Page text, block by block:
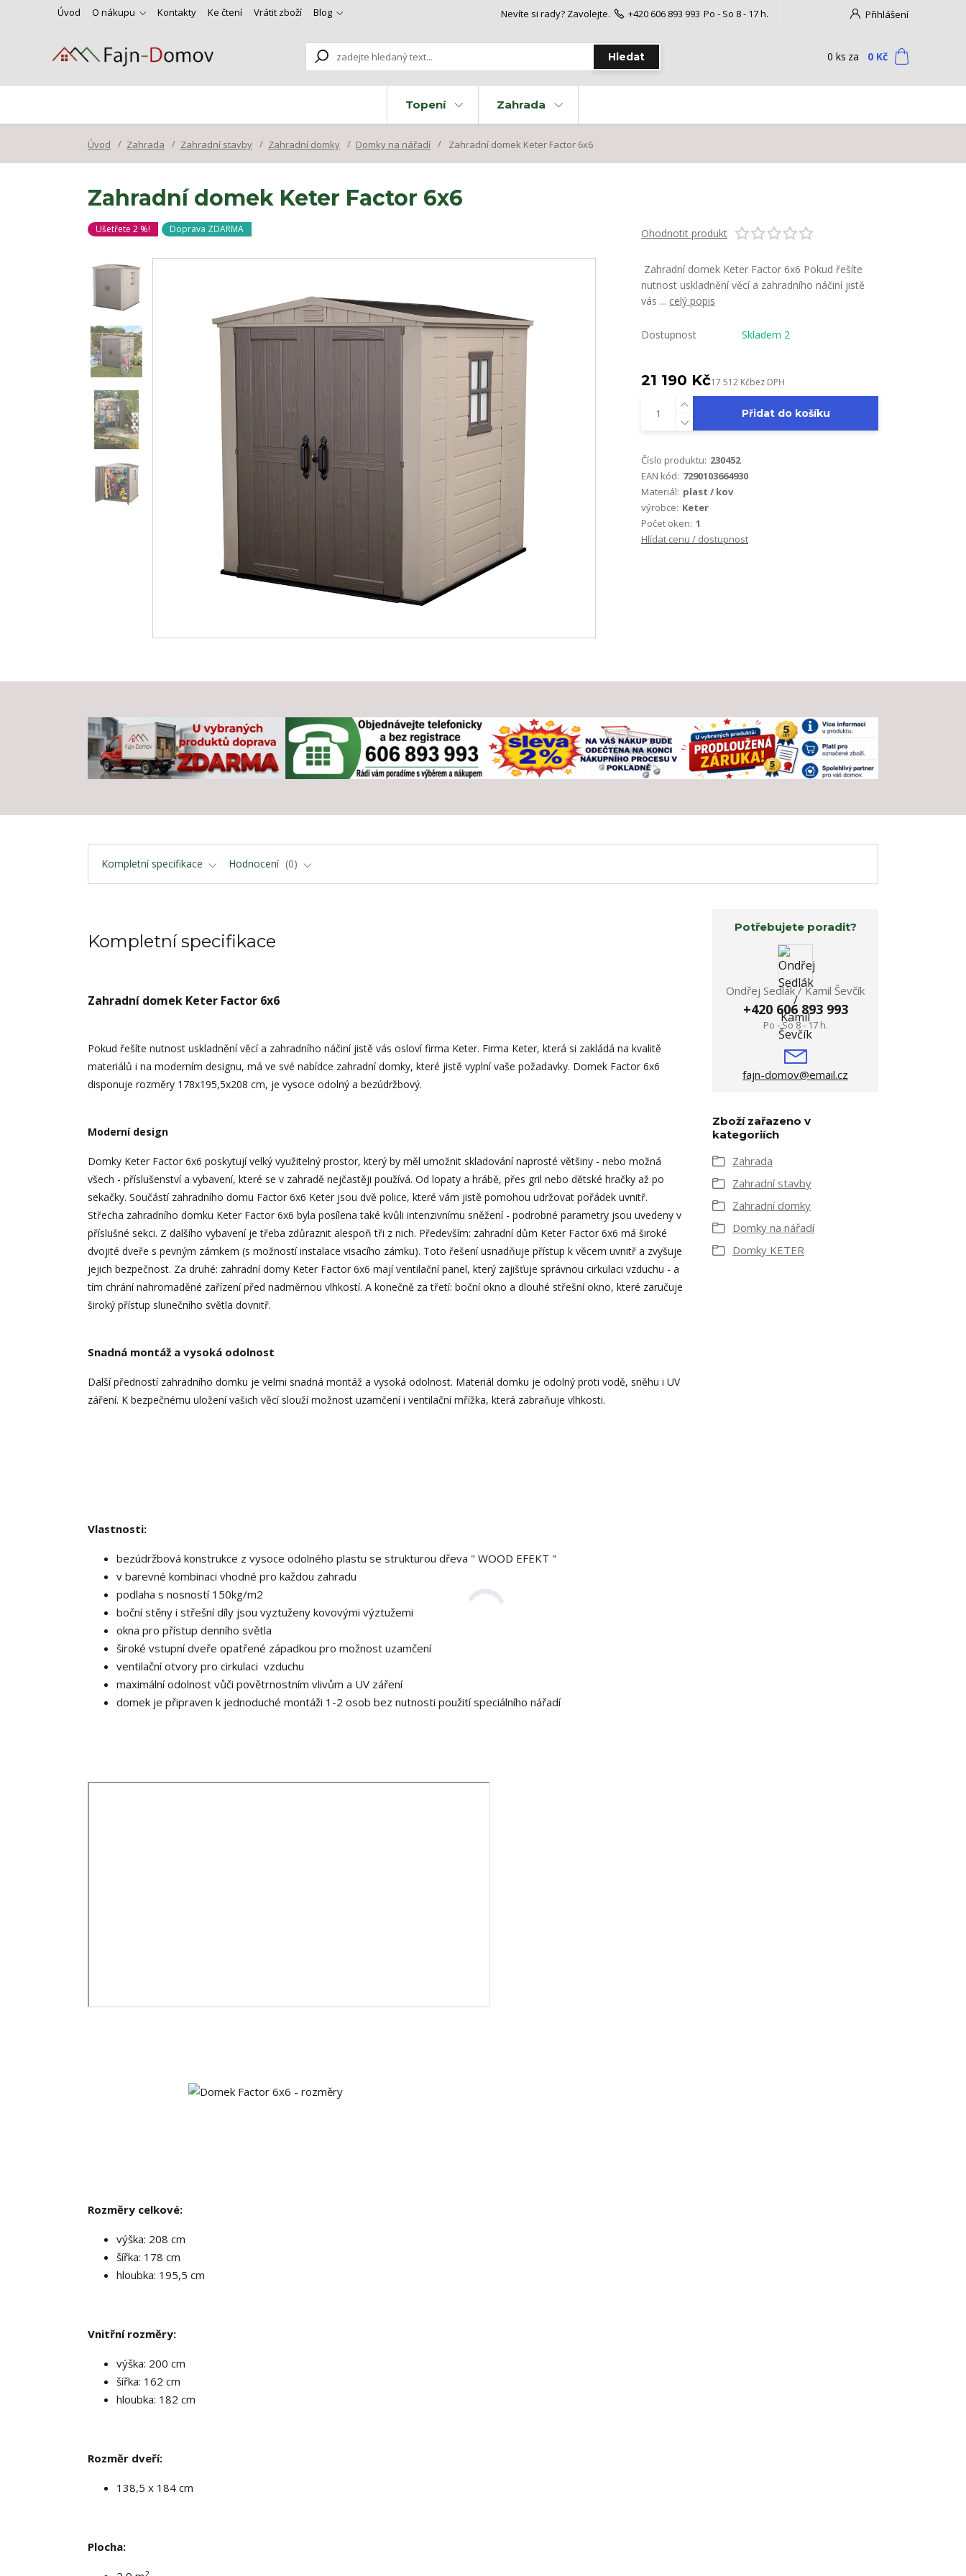
Úvod O nákupu Kontakty Ke čtení Vrátit zboží Blog Přihlášení
Hledat
Nevíte si rady? Zavolejte. +420 606 893 993 Po - So 8 - 17 h.
0 ks za 0 Kč
Topení Zahrada
Úvod Zahrada Zahradní stavby Zahradní domky Domky na nářadí Zahradní domek Keter Factor 6x6
Zahradní domek Keter Factor 6x6
Ušetřete 2 %! Doprava ZDARMA Ohodnotit produkt
Zahradní domek Keter Factor 6x6 Pokud řešíte
nutnost uskladnění věcí a zahradního náčiní jistě
vás ... celý popis
Dostupnost Skladem 2
21 190 Kč17 512 Kčbez DPH
Přidat do košíku
Číslo produktu: 230452
EAN kód: 7290103664930
Materiál: plast / kov
výrobce: Keter
Počet oken: 1
Hlídat cenu / dostupnost
Kompletní specifikace Hodnocení 0
Kompletní specifikace
Zahradní domek Keter Factor 6x6
Pokud řešíte nutnost uskladnění věcí a zahradního náčiní jistě vás osloví firma Keter. Firma Keter, která si zakládá na kvalitě
materiálů i na moderním designu, má ve své nabídce zahradní domky, které jistě vyplní vaše požadavky. Domek Factor 6x6
disponuje rozměry 178x195,5x208 cm, je vysoce odolný a bezúdržbový.
Moderní design
Domky Keter Factor 6x6 poskytují velký využitelný prostor, který by měl umožnit skladování naprosté většiny - nebo možná
všech - příslušenství a vybavení, které se v zahradě nejčastěji používá. Od lopaty a hrábě, přes gril nebo dětské hračky až po
sekačky. Součástí zahradního domu Factor 6x6 Keter jsou dvě police, které vám jistě pomohou udržovat pořádek uvnitř.
Střecha zahradního domku Keter Factor 6x6 byla posílena také kvůli intenzivnímu sněžení - podrobné parametry jsou uvedeny v
příslušné sekci. Z dalšího vybavení je třeba zdůraznit alespoň tři z nich. Především: zahradní dům Keter Factor 6x6 má široké
dvojité dveře s pevným zámkem (s možností instalace visacího zámku). Toto řešení usnadňuje přístup k věcem uvnitř a zvyšuje
jejich bezpečnost. Za druhé: zahradní domy Keter Factor 6x6 mají ventilační panel, který zajišťuje správnou cirkulaci vzduchu - a
tím chrání nahromaděné zařízení před nadměrnou vlhkostí. A konečně za třetí: boční okno a dlouhé střešní okno, které zaručuje
široký přístup slunečního světla dovnitř.
Snadná montáž a vysoká odolnost
Další předností zahradního domku je velmi snadná montáž a vysoká odolnost. Materiál domku je odolný proti vodě, sněhu i UV
záření. K bezpečnému uložení vašich věcí slouží možnost uzamčení i ventilační mřížka, která zabraňuje vlhkosti.
Vlastnosti:
bezúdržbová konstrukce z vysoce odolného plastu se strukturou dřeva " WOOD EFEKT "
v barevné kombinaci vhodné pro každou zahradu
podlaha s nosností 150kg/m2
boční stěny i střešní díly jsou vyztuženy kovovými výztužemi
okna pro přístup denního světla
široké vstupní dveře opatřené západkou pro možnost uzamčení
ventilační otvory pro cirkulaci vzduchu
maximální odolnost vůči povětrnostním vlivům a UV záření
domek je připraven k jednoduché montáži 1-2 osob bez nutnosti použití speciálního nářadí
Rozměry celkové:
výška: 208 cm
šířka: 178 cm
hloubka: 195,5 cm
Vnitřní rozměry:
výška: 200 cm
šířka: 162 cm
hloubka: 182 cm
Rozměr dveří:
138,5 x 184 cm
Plocha:
2
Potřebujete poradit?
Ondřej Sedlák / Kamil Ševčík
+420 606 893 993
Po - So 8 - 17 h.
fajn-domov@email.cz
Zboží zařazeno v
kategoriích
Zahrada
Zahradní stavby
Zahradní domky
Domky na nářadí
Domky KETER